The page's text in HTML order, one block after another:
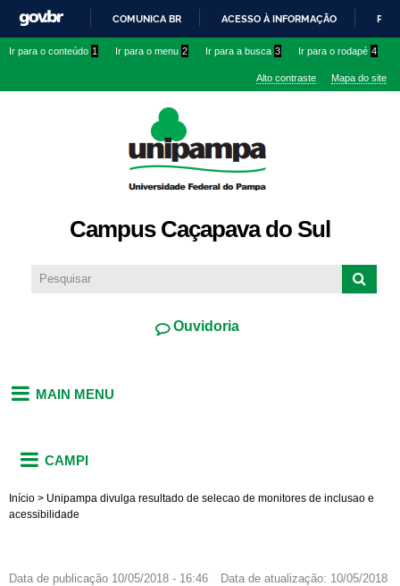
conteúdo
IR
O
COMUNICA BR ACESSO À INFORMAÇÃO
Ir para o conteúdo 1 Ir para o menu 2 Ir para a busca 3 Ir para o rodapé 4
Alto contraste Mapa do site
Campus Caçapava do Sul
Ouvidoria
MAIN MENU
CAMPI
Início > Unipampa divulga resultado de selecao de monitores de inclusao e
acessibilidade
Data de publicação 10/05/2018 - 16:46 Data de atualização: 10/05/2018